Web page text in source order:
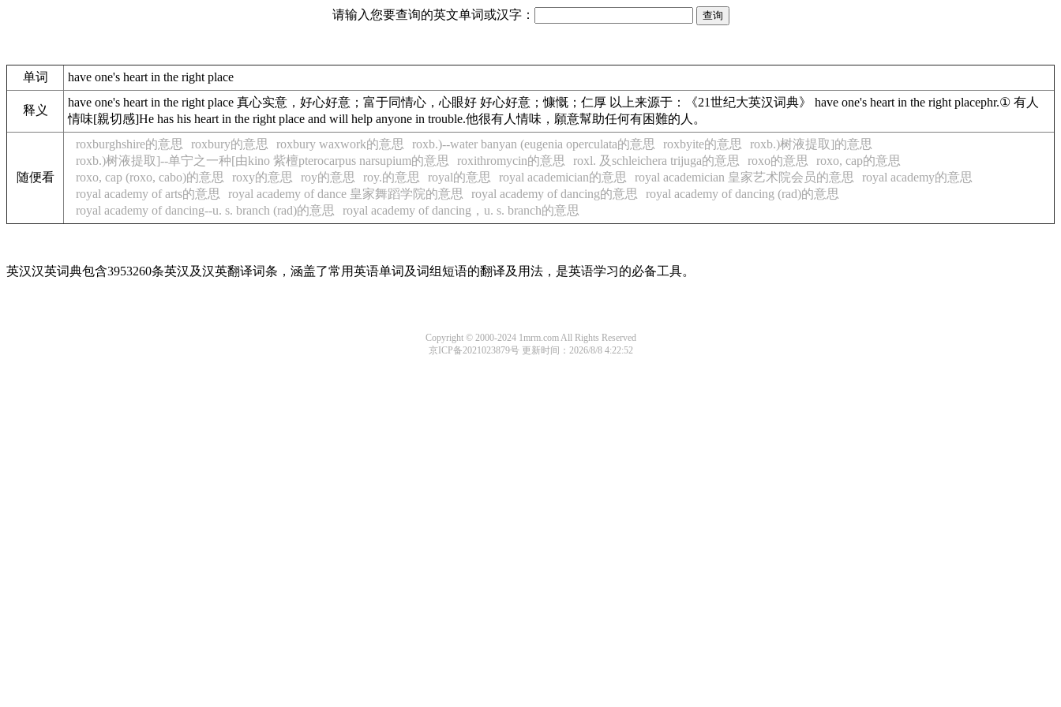
请输入您要查询的英文单词或汉字：
单词 have one's heart in the right place
释义
have one's heart in the right place 真心实意，好心好意；富于同情心，心眼好 好心好意；慷慨；仁厚 以上来源于：《21世纪大英汉词典》 have one's heart in the right placephr.① 有人
情味[親切感]He has his heart in the right place and will help anyone in trouble.他很有人情味，願意幫助任何有困難的人。
随便看
roxburghshire的意思 roxbury的意思 roxbury waxwork的意思 roxb.)--water banyan (eugenia operculata的意思 roxbyite的意思
roxb.)树液提取]的意思
roxb.)树液提取]--单宁之一种[由kino 紫檀pterocarpus narsupium的意思
roxithromycin的意思 roxl. 及schleichera trijuga的意思 roxo的意思
roxo, cap的意思
roxo, cap (roxo, cabo)的意思
roxy的意思 roy的意思 roy.的意思 royal的意思 royal academician的意思 royal academician 皇家艺术院会员的意思
royal academy的意思
royal academy of arts的意思
royal academy of dance 皇家舞蹈学院的意思 royal academy of dancing的意思
royal academy of dancing (rad)的意思
royal academy of dancing--u. s. branch (rad)的意思
royal academy of dancing，u. s. branch的意思
英汉汉英词典包含3953260条英汉及汉英翻译词条，涵盖了常用英语单词及词组短语的翻译及用法，是英语学习的必备工具。
Copyright © 2000-2024 1mrm.com All Rights Reserved
京ICP备2021023879号 更新时间：2026/8/8 4:22:52